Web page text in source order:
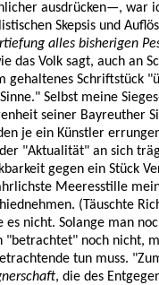
ausdrücken—, war
Skepsis und
alles bisherigen
das Volk sagt, auch an
gehaltenes Schriftstück
Selbst meine
seiner Bayreuther
je ein Künstler
"Aktualität" an sich
gegen ein Stück
Meeresstille
(Täuschte
es nicht. Solange man
"betrachtet" noch nicht,
tun muss.
, die des